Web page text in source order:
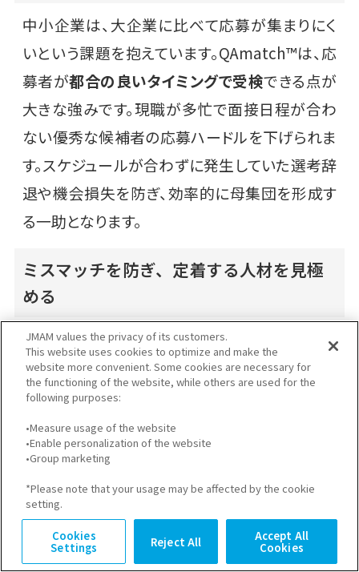
中小企業は、大企業に比べて応募が集まりにく
いという課題を抱えています。QAmatch™は、応
募者が都合の良いタイミングで受検できる点が
大きな強みです。現職が多忙で面接日程が合わ
ない優秀な候補者の応募ハードルを下げられま
す。スケジュールが合わずに発生していた選考辞
退や機会損失を防ぎ、効率的に母集団を形成す
る一助となります。
ミスマッチを防ぎ、定着する人材を見極
める
中小企業にとって、入社後のミスマッチや早期離
職は採用コストや現場負担に直結する重大な課
題です。QAmatch™では、
容や話し方のニュアンスから人物特性を多角的
に分析し、可視化することができます。表面的な
スキルや経歴だけでなく、企業文化との相性や
価値観の傾向まで把握できるため、選考段階で
の見極め精度が大きく向上します。その結果、入
社後のギャップを未然に防ぎ、育成にかかる負担
JMAM values the privacy of its customers.
This website uses cookies to optimize and make the
website more convenient. Some cookies are necessary for
the functioning of the website, while others are used for the
following purposes:
•Measure usage of the website
•Enable personalization of the website
•Group marketing
*Please note that your usage may be affected by the cookie
setting.
Cookies
Settings Reject All Accept All
Cookies